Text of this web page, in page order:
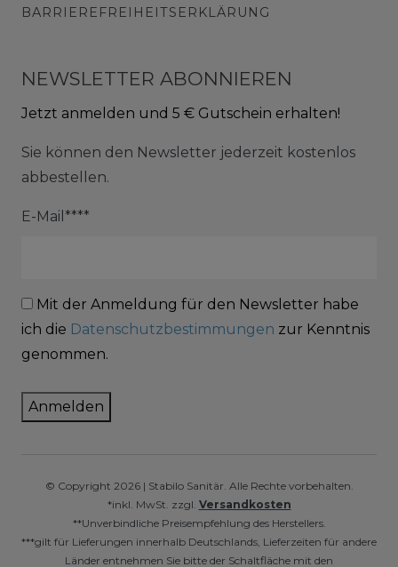
BARRIEREFREIHEITSERKLÄRUNG
NEWSLETTER ABONNIEREN
Jetzt anmelden und 5 € Gutschein erhalten!
Sie können den Newsletter jederzeit kostenlos
abbestellen.
E-Mail****
Mit der Anmeldung für den Newsletter habe
ich die Datenschutzbestimmungen zur Kenntnis
genommen.
Anmelden
© Copyright 2026 | Stabilo Sanitär. Alle Rechte vorbehalten.
*inkl. MwSt. zzgl. Versandkosten
**Unverbindliche Preisempfehlung des Herstellers.
***gilt für Lieferungen innerhalb Deutschlands, Lieferzeiten für andere
Länder entnehmen Sie bitte der Schaltfläche mit den